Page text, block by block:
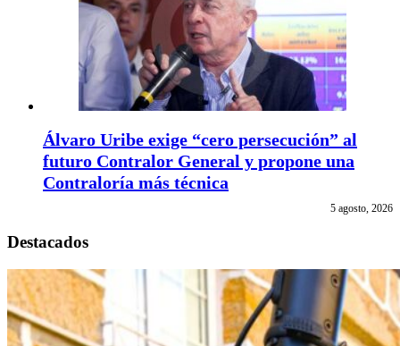
Álvaro Uribe exige “cero persecución” al
futuro Contralor General y propone una
Contraloría más técnica
5 agosto, 2026
Destacados